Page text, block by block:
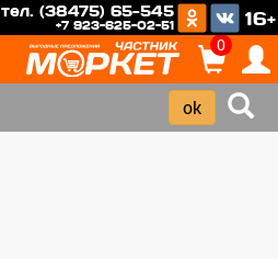
тел. (38475) 65-545
+7 923-625-02-51 16+
0